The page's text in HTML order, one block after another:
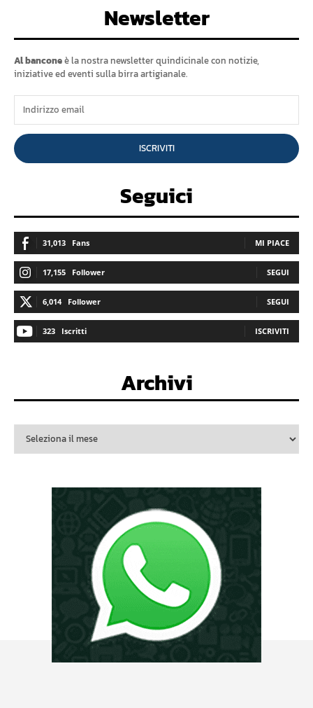
Newsletter
Al banconeè la nostra newsletter quindicinale con notizie,
iniziative ed eventi sulla birra artigianale.
ISCRIVITI
Seguici
31,013 Fans MI PIACE
17,155 Follower SEGUI
6,014 Follower SEGUI
323 Iscritti ISCRIVITI
Archivi